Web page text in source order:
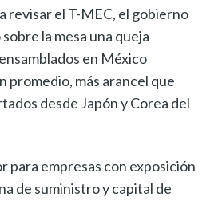
revisar el T-MEC, el gobierno
la mesa una queja
en México
promedio, más arancel que
desde Japón y Corea del
para empresas con exposición
de suministro y capital de